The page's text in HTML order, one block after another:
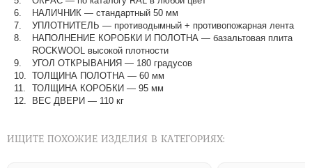
НАЛИЧНИК — стандартный 50 мм
УПЛОТНИТЕЛЬ — противодымный + противопожарная лента
НАПОЛНЕНИЕ КОРОБКИ И ПОЛОТНА — базальтовая плита
ROCKWOOL высокой плотности
УГОЛ ОТКРЫВАНИЯ — 180 градусов
ТОЛЩИНА ПОЛОТНА — 60 мм
ТОЛЩИНА КОРОБКИ — 95 мм
ВЕС ДВЕРИ — 110 кг
ИЩИТЕ ПОХОЖИЕ ИЗДЕЛИЯ В КАТЕГОРИЯХ: